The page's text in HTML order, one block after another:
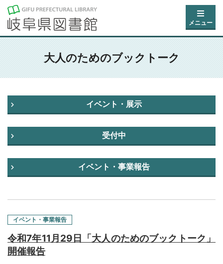
メニュー
大人のためのブックトーク
イベント・展示
受付中
イベント・事業報告
イベント・事業報告
令和7年11月29日「大人のためのブックトーク」
開催報告